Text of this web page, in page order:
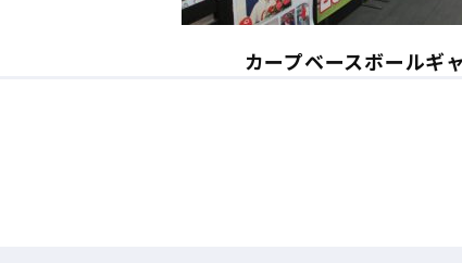
カープベースボールギ